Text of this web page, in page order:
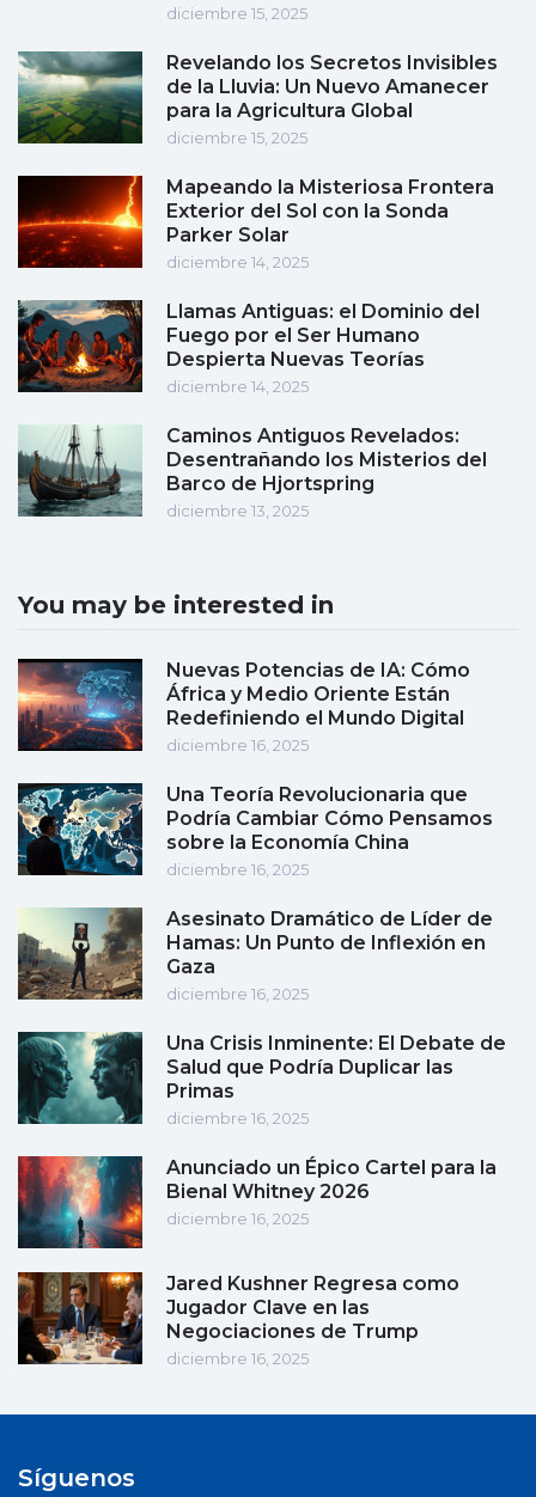
diciembre 15, 2025
Revelando los Secretos Invisibles
de la Lluvia: Un Nuevo Amanecer
para la Agricultura Global
diciembre 15, 2025
Mapeando la Misteriosa Frontera
Exterior del Sol con la Sonda
Parker Solar
diciembre 14, 2025
Llamas Antiguas: el Dominio del
Fuego por el Ser Humano
Despierta Nuevas Teorías
diciembre 14, 2025
Caminos Antiguos Revelados:
Desentrañando los Misterios del
Barco de Hjortspring
diciembre 13, 2025
You may be interested in
Nuevas Potencias de IA: Cómo
África y Medio Oriente Están
Redefiniendo el Mundo Digital
diciembre 16, 2025
Una Teoría Revolucionaria que
Podría Cambiar Cómo Pensamos
sobre la Economía China
diciembre 16, 2025
Asesinato Dramático de Líder de
Hamas: Un Punto de Inflexión en
Gaza
diciembre 16, 2025
Una Crisis Inminente: El Debate de
Salud que Podría Duplicar las
Primas
diciembre 16, 2025
Anunciado un Épico Cartel para la
Bienal Whitney 2026
diciembre 16, 2025
Jared Kushner Regresa como
Jugador Clave en las
Negociaciones de Trump
diciembre 16, 2025
Síguenos